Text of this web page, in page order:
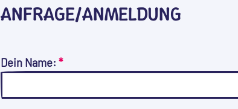
ANFRAGE/ANMELDUNG
Dein Name: *